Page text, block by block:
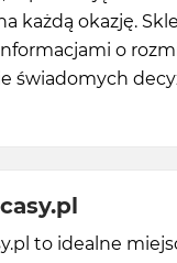
każdą okazję.
o
świadomych
to idealne